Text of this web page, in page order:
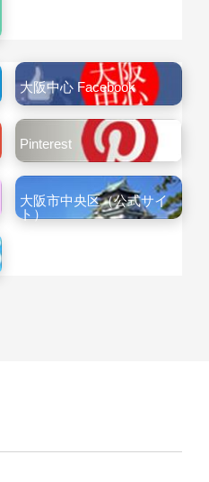
大阪中心 Facebook
Pinterest
大阪市中央区（公式サイ
ト）